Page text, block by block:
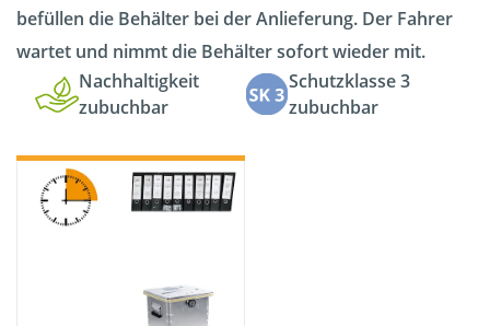
befüllen die Behälter bei der Anlieferung. Der Fahrer
wartet und nimmt die Behälter sofort wieder mit.
Nachhaltigkeit
zubuchbar
Schutzklasse 3
zubuchbar